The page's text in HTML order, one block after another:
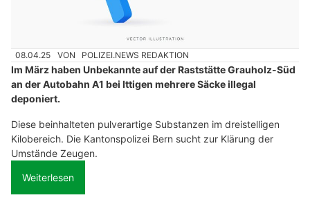
08.04.25 VON POLIZEI.NEWS REDAKTION
Im März haben Unbekannte auf der Raststätte Grauholz-Süd
an der Autobahn A1 bei Ittigen mehrere Säcke illegal
deponiert.
Diese beinhalteten pulverartige Substanzen im dreistelligen
Kilobereich. Die Kantonspolizei Bern sucht zur Klärung der
Umstände Zeugen.
Weiterlesen